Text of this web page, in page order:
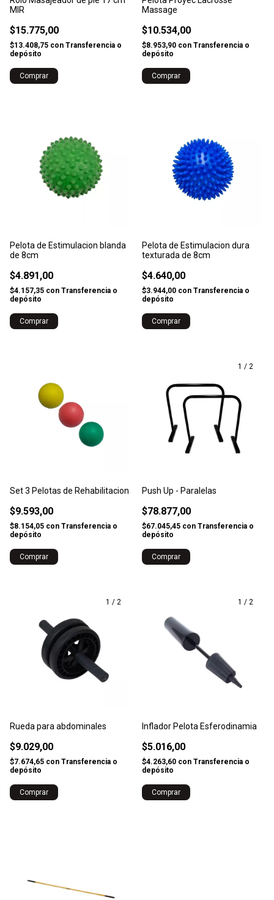
MIR
$15.775,00
$13.408,75 con Transferencia o
depósito
Massage
$10.534,00
$8.953,90 con Transferencia o
depósito
Pelota de Estimulacion blanda
de 8cm
$4.891,00
$4.157,35 con Transferencia o
depósito
Pelota de Estimulacion dura
texturada de 8cm
$4.640,00
$3.944,00 con Transferencia o
depósito
Set 3 Pelotas de Rehabilitacion
$9.593,00
$8.154,05 con Transferencia o
depósito
1 / 2
Push Up - Paralelas
$78.877,00
$67.045,45 con Transferencia o
depósito
Comprar
1 / 2
Rueda para abdominales
$9.029,00
$7.674,65 con Transferencia o
depósito
1 / 2
Inflador Pelota Esferodinamia
$5.016,00
$4.263,60 con Transferencia o
depósito